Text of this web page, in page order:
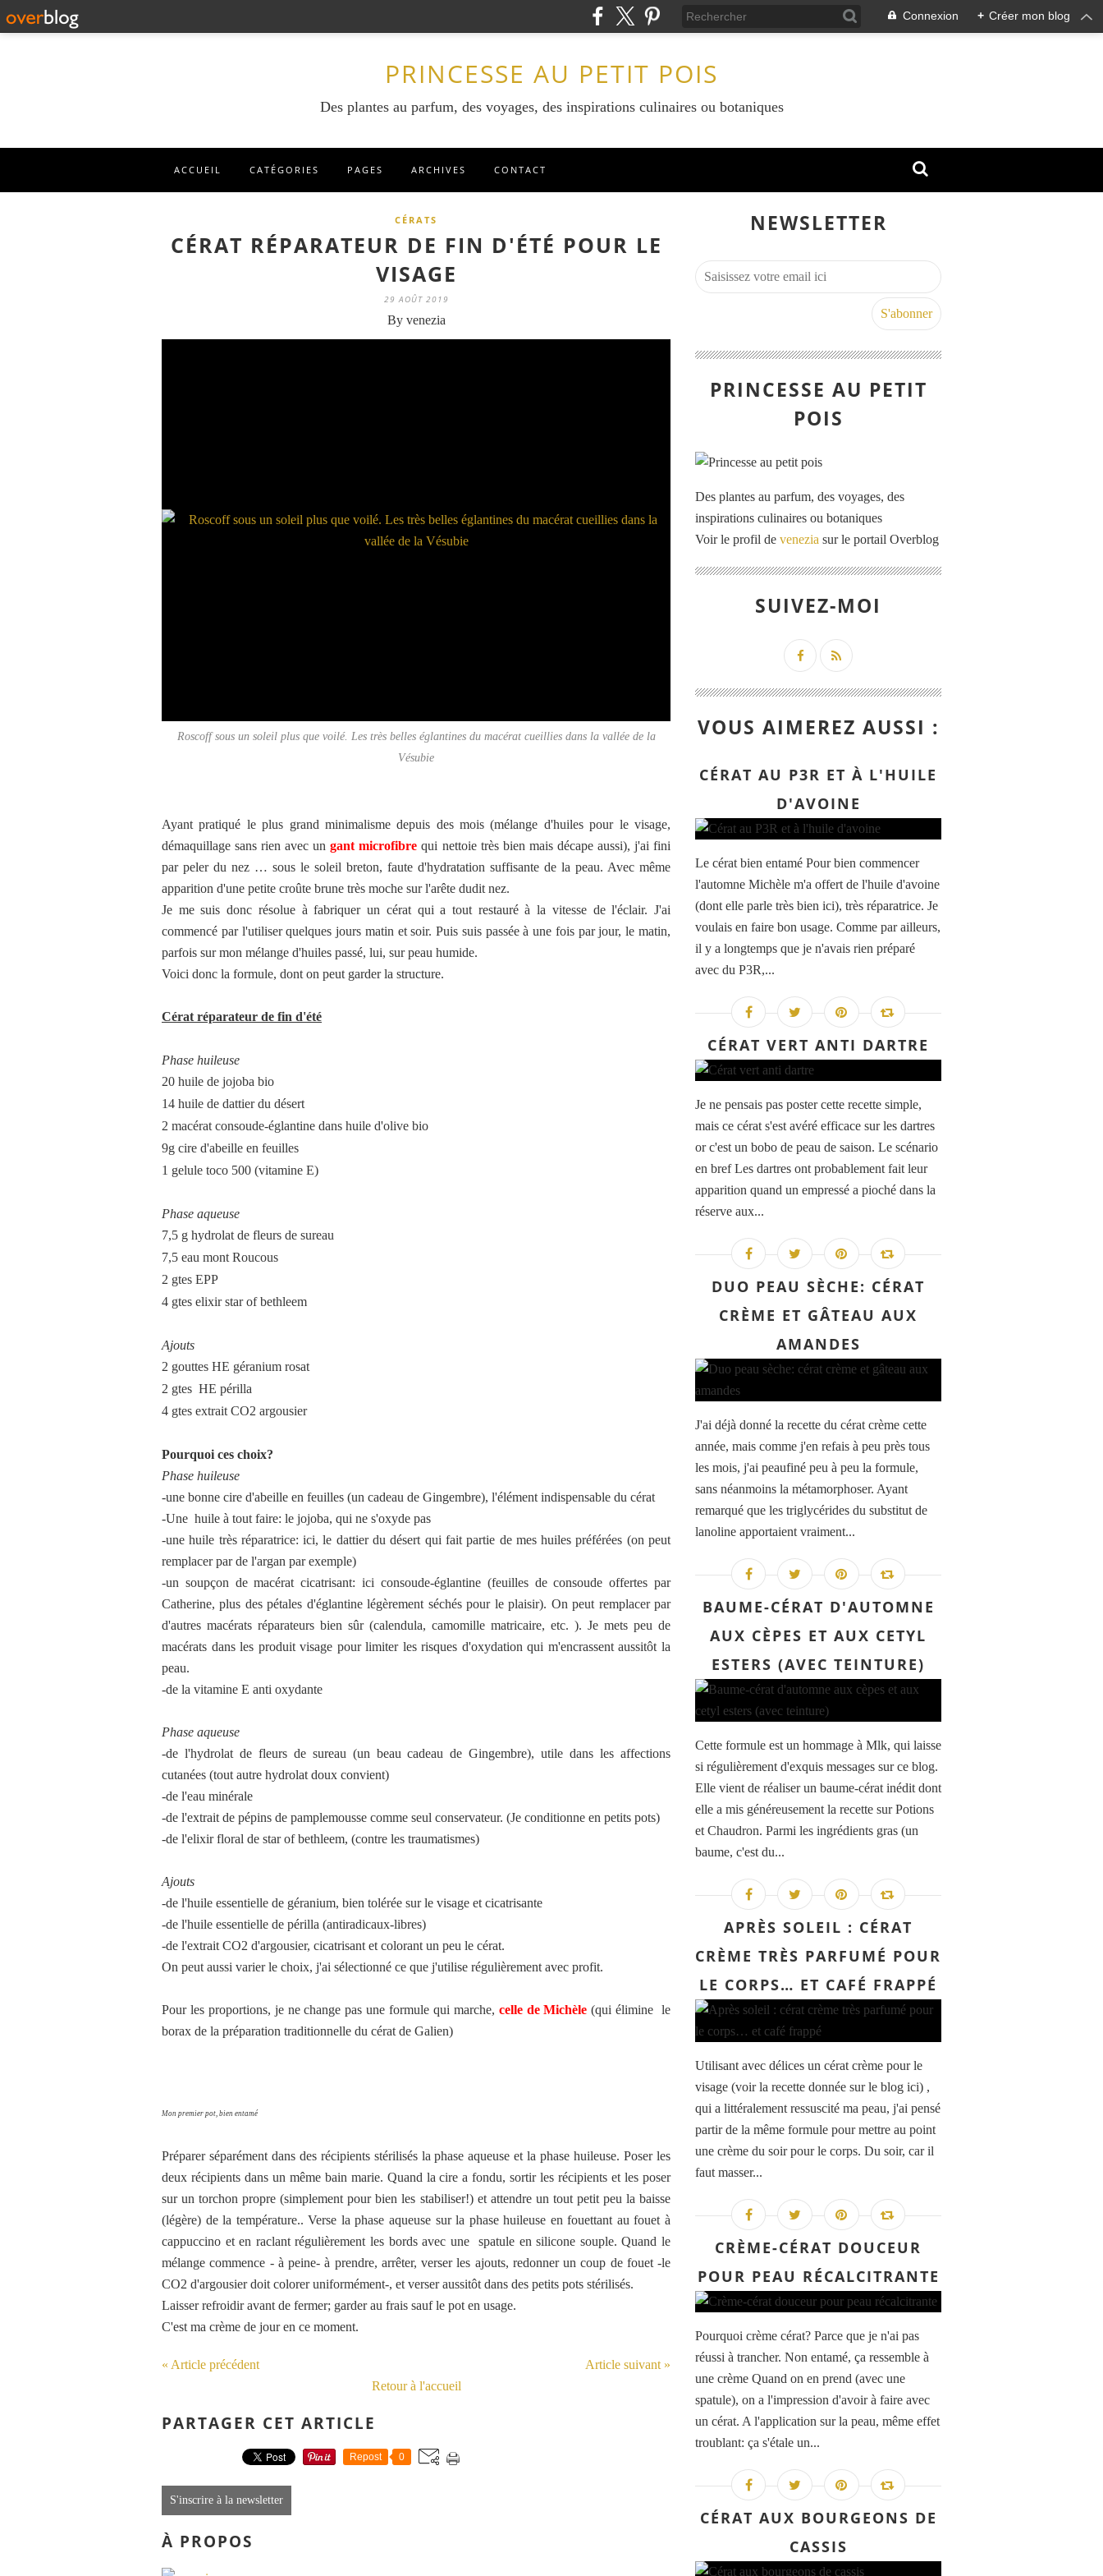
Connexion + Créer mon blog
PRINCESSE AU PETIT POIS
Des plantes au parfum, des voyages, des inspirations culinaires ou botaniques
ACCUEIL CATÉGORIES PAGES ARCHIVES CONTACT
CÉRATS
CÉRAT RÉPARATEUR DE FIN D'ÉTÉ POUR LE
VISAGE
29 AOÛT 2019
By venezia
Roscoff sous un soleil plus que voilé. Les très belles églantines du macérat cueillies dans la vallée de la
Vésubie
Ayant pratiqué le plus grand minimalisme depuis des mois (mélange d'huiles pour le visage,
démaquillage sans rien avec ungant microfibre qui nettoie très bien mais décape aussi), j'ai fini
par peler du nez … sous le soleil breton, faute d'hydratation suffisante de la peau. Avec même
apparition d'une petite croûte brune très moche sur l'arête dudit nez.
Je me suis donc résolue à fabriquer un cérat qui a tout restauré à la vitesse de l'éclair. J'ai
commencé par l'utiliser quelques jours matin et soir. Puis suis passée à une fois par jour, le matin,
parfois sur mon mélange d'huiles passé, lui, sur peau humide.
Voici donc la formule, dont on peut garder la structure.
Cérat réparateur de fin d'été
Phase huileuse
20 huile de jojoba bio
14 huile de dattier du désert
2 macérat consoude-églantine dans huile d'olive bio
9g cire d'abeille en feuilles
1 gelule toco 500 (vitamine E)
Phase aqueuse
7,5 g hydrolat de fleurs de sureau
7,5 eau mont Roucous
2 gtes EPP
4 gtes elixir star of bethleem
Ajouts
2 gouttes HE géranium rosat
2 gtes HE périlla
4 gtes extrait CO2 argousier
Pourquoi ces choix?
Phase huileuse
-une bonne cire d'abeille en feuilles (un cadeau de Gingembre), l'élément indispensable du cérat
-Une huile à tout faire: le jojoba, qui ne s'oxyde pas
-une huile très réparatrice: ici, le dattier du désert qui fait partie de mes huiles préférées (on peut
remplacer par de l'argan par exemple)
-un soupçon de macérat cicatrisant: ici consoude-églantine (feuilles de consoude offertes par
Catherine, plus des pétales d'églantine légèrement séchés pour le plaisir). On peut remplacer par
d'autres macérats réparateurs bien sûr (calendula, camomille matricaire, etc. ). Je mets peu de
macérats dans les produit visage pour limiter les risques d'oxydation qui m'encrassent aussitôt la
peau.
-de la vitamine E anti oxydante
Phase aqueuse
-de l'hydrolat de fleurs de sureau (un beau cadeau de Gingembre), utile dans les affections
cutanées (tout autre hydrolat doux convient)
-de l'eau minérale
-de l'extrait de pépins de pamplemousse comme seul conservateur. (Je conditionne en petits pots)
-de l'elixir floral de star of bethleem, (contre les traumatismes)
Ajouts
-de l'huile essentielle de géranium, bien tolérée sur le visage et cicatrisante
-de l'huile essentielle de périlla (antiradicaux-libres)
-de l'extrait CO2 d'argousier, cicatrisant et colorant un peu le cérat.
On peut aussi varier le choix, j'ai sélectionné ce que j'utilise régulièrement avec profit.
Pour les proportions, je ne change pas une formule qui marche, celle de Michèle (qui élimine le
borax de la préparation traditionnelle du cérat de Galien)
Mon premier pot, bien entamé
Préparer séparément dans des récipients stérilisés la phase aqueuse et la phase huileuse. Poser les
deux récipients dans un même bain marie. Quand la cire a fondu, sortir les récipients et les poser
sur un torchon propre (simplement pour bien les stabiliser!) et attendre un tout petit peu la baisse
(légère) de la température.. Verse la phase aqueuse sur la phase huileuse en fouettant au fouet à
cappuccino et en raclant régulièrement les bords avec une spatule en silicone souple. Quand le
mélange commence - à peine- à prendre, arrêter, verser les ajouts, redonner un coup de fouet -le
CO2 d'argousier doit colorer uniformément-, et verser aussitôt dans des petits pots stérilisés.
Laisser refroidir avant de fermer; garder au frais sauf le pot en usage.
C'est ma crème de jour en ce moment.
« Article précédent
Article suivant »
Retour à l'accueil
PARTAGER CET ARTICLE
Repost 0
S'inscrire à la newsletter
À PROPOS
NEWSLETTER
PRINCESSE AU PETIT
POIS
Des plantes au parfum, des voyages, des
inspirations culinaires ou botaniques
Voir le profil de venezia sur le portail Overblog
SUIVEZ-MOI
VOUS AIMEREZ AUSSI :
CÉRAT AU P3R ET À L'HUILE
D'AVOINE
Le cérat bien entamé Pour bien commencer
l'automne Michèle m'a offert de l'huile d'avoine
(dont elle parle très bien ici), très réparatrice. Je
voulais en faire bon usage. Comme par ailleurs,
il y a longtemps que je n'avais rien préparé
avec du P3R,...
CÉRAT VERT ANTI DARTRE
Je ne pensais pas poster cette recette simple,
mais ce cérat s'est avéré efficace sur les dartres
or c'est un bobo de peau de saison. Le scénario
en bref Les dartres ont probablement fait leur
apparition quand un empressé a pioché dans la
réserve aux...
DUO PEAU SÈCHE: CÉRAT
CRÈME ET GÂTEAU AUX
AMANDES
J'ai déjà donné la recette du cérat crème cette
année, mais comme j'en refais à peu près tous
les mois, j'ai peaufiné peu à peu la formule,
sans néanmoins la métamorphoser. Ayant
remarqué que les triglycérides du substitut de
lanoline apportaient vraiment...
BAUME-CÉRAT D'AUTOMNE
AUX CÈPES ET AUX CETYL
ESTERS (AVEC TEINTURE)
Cette formule est un hommage à Mlk, qui laisse
si régulièrement d'exquis messages sur ce blog.
Elle vient de réaliser un baume-cérat inédit dont
elle a mis généreusement la recette sur Potions
et Chaudron. Parmi les ingrédients gras (un
baume, c'est du...
APRÈS SOLEIL : CÉRAT
CRÈME TRÈS PARFUMÉ POUR
LE CORPS… ET CAFÉ FRAPPÉ
Utilisant avec délices un cérat crème pour le
visage (voir la recette donnée sur le blog ici) ,
qui a littéralement ressuscité ma peau, j'ai pensé
partir de la même formule pour mettre au point
une crème du soir pour le corps. Du soir, car il
faut masser...
CRÈME-CÉRAT DOUCEUR
POUR PEAU RÉCALCITRANTE
Pourquoi crème cérat? Parce que je n'ai pas
réussi à trancher. Non entamé, ça ressemble à
une crème Quand on en prend (avec une
spatule), on a l'impression d'avoir à faire avec
un cérat. A l'application sur la peau, même effet
troublant: ça s'étale un...
CÉRAT AUX BOURGEONS DE
CASSIS